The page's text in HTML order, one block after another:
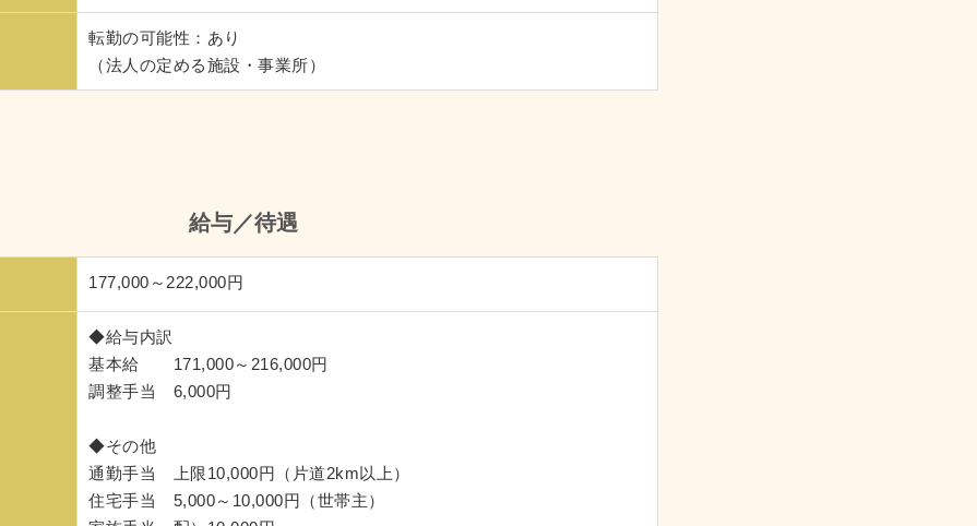
転勤の可能性：あり
（法人の定める施設・事業所）
給与／待遇
177,000～222,000円
◆給与内訳
基本給 171,000～216,000円
調整手当 6,000円
◆その他
通勤手当 上限10,000円（片道2km以上）
住宅手当 5,000～10,000円（世帯主）